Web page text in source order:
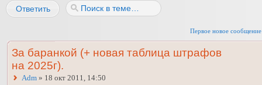
Ответить
Первое новое сообщение
За баранкой (+ новая таблица штрафов
на 2025г).
Adm » 18 окт 2011, 14:50